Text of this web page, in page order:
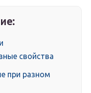
свойства
при разном